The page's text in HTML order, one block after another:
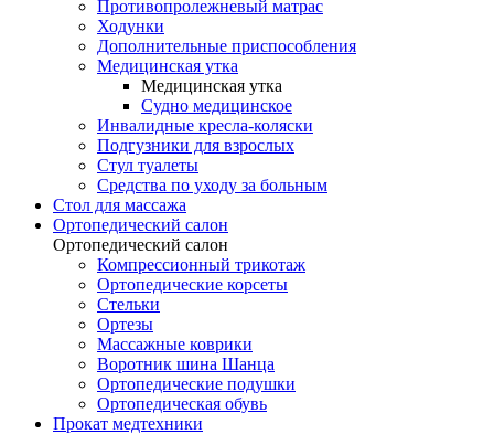
Противопролежневый матрас
Ходунки
Дополнительные приспособления
Медицинская утка
Медицинская утка
Судно медицинское
Инвалидные кресла-коляски
Подгузники для взрослых
Стул туалеты
Средства по уходу за больным
Cтол для массажа
Ортопедический салон
Ортопедический салон
Компрессионный трикотаж
Ортопедические корсеты
Стельки
Ортезы
Массажные коврики
Воротник шина Шанца
Ортопедические подушки
Ортопедическая обувь
Прокат медтехники